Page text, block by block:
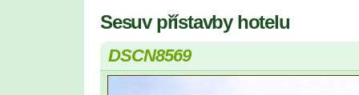
Sesuv přístavby hotelu
DSCN8569